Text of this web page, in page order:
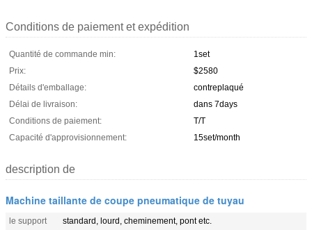
Conditions de paiement et expédition
Quantité de commande min:
1set
Prix:
$2580
Détails d'emballage:
contreplaqué
Délai de livraison:
dans 7days
Conditions de paiement:
T/T
Capacité d'approvisionnement:
15set/month
description de
Machine taillante de coupe pneumatique de tuyau
le support
standard, lourd, cheminement, pont etc.